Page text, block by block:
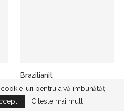
Brazilianit
uri pentru a vă îmbunătăți
Citeste mai mult